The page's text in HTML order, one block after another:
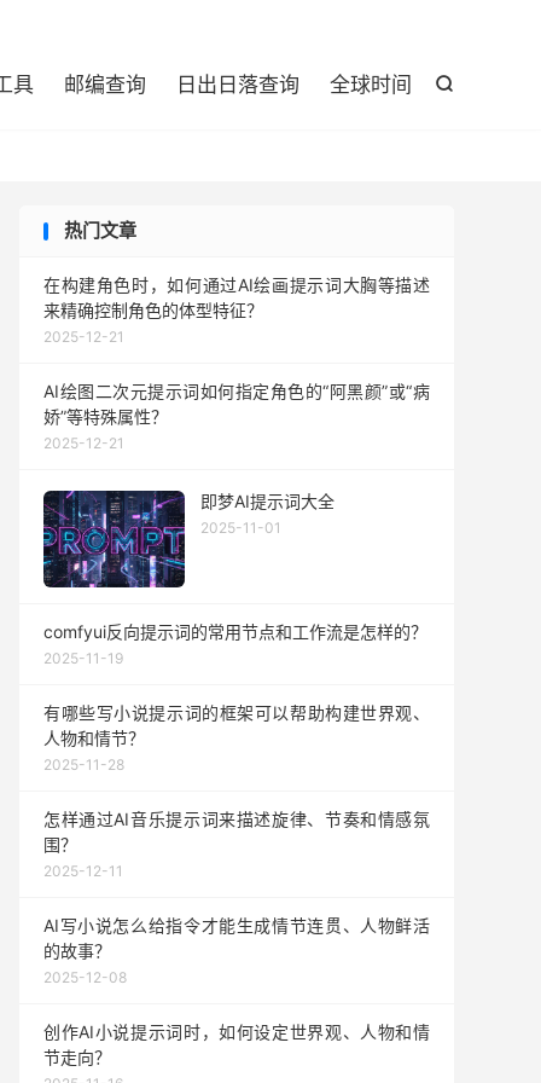

具 邮编查询 日出日落查询 全球时间
热门文章
在构建角色时，如何通过AI绘画提示词大胸等描述
来精确控制角色的体型特征？
2025-12-21
AI绘图二次元提示词如何指定角色的“阿黑颜”或“病
娇”等特殊属性？
2025-12-21
即梦AI提示词大全
2025-11-01
comfyui反向提示词的常用节点和工作流是怎样的？
2025-11-19
有哪些写小说提示词的框架可以帮助构建世界观、
人物和情节？
2025-11-28
怎样通过AI音乐提示词来描述旋律、节奏和情感氛
围？
2025-12-11
AI写小说怎么给指令才能生成情节连贯、人物鲜活
的故事？
2025-12-08
创作AI小说提示词时，如何设定世界观、人物和情
节走向？